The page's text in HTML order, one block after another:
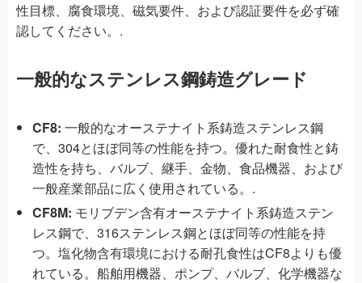
性目標、腐食環境、磁気要件、および認証要件を必ず確
認してください。.
一般的なステンレス鋼鋳造グレード
CF8: 一般的なオーステナイト系鋳造ステンレス鋼
で、304とほぼ同等の性能を持つ。優れた耐食性と鋳
造性を持ち、バルブ、継手、金物、食品機器、および
一般産業部品に広く使用されている。.
CF8M: モリブデン含有オーステナイト系鋳造ステン
レス鋼で、316ステンレス鋼とほぼ同等の性能を持
つ。塩化物含有環境における耐孔食性はCF8よりも優
れている。船舶用機器、ポンプ、バルブ、化学機器な